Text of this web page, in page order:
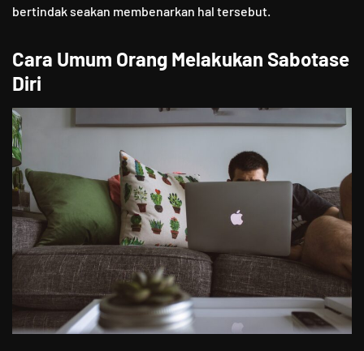
bertindak seakan membenarkan hal tersebut.
Cara Umum Orang Melakukan Sabotase
Diri